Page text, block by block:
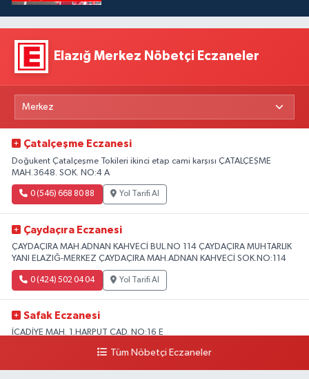
Elazığ Merkez Nöbetçi Eczaneler
Çatalçeşme Eczanesi
Doğukent Çatalçeşme Tokileri ikinci etap cami karşısı ÇATALÇEŞME
MAH.3648. SOK. NO:4 A
0 (546) 668 80 88 Yol Tarifi Al
Çaydaçıra Eczanesi
ÇAYDAÇIRA MAH.ADNAN KAHVECİ BUL.NO 114 ÇAYDAÇIRA MUHTARLIK
YANI ELAZIĞ-MERKEZ ÇAYDAÇIRA MAH.ADNAN KAHVECİ SOK.NO:114
0 (424) 502 04 04 Yol Tarifi Al
Safak Eczanesi
İCADİYE MAH. 1.HARPUT CAD. NO:16 E
Yol Tarifi Al
Tüm Nöbetçi Eczaneler